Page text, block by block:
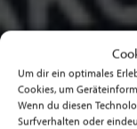
Um dir ein optimales
Cookies, um
Wenn du diesen
Surfverhalten oder